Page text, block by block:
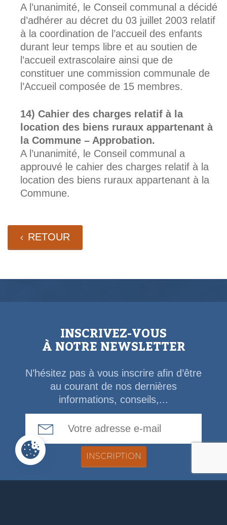
A l’unanimité, le Conseil communal a décidé
d’adhérer au décret du 03 juillet 2003 relatif
à la coordination de l’accueil des enfants
durant leur temps libre et au soutien de
l’accueil extrascolaire ainsi que de
constituer une commission communale de
l’Accueil composée de 15 membres.
Cahier des charges relatif à la
location des biens ruraux appartenant à
la Commune – Approbation.
A l’unanimité, le Conseil communal a
approuvé le cahier des charges relatif à la
location des biens ruraux appartenant à la
Commune.
RETOUR
INSCRIVEZ-VOUS
À NOTRE NEWSLETTER
N’hésitez pas à vous inscrire afin d’être
au courant de nos dernières
informations, conseils,...